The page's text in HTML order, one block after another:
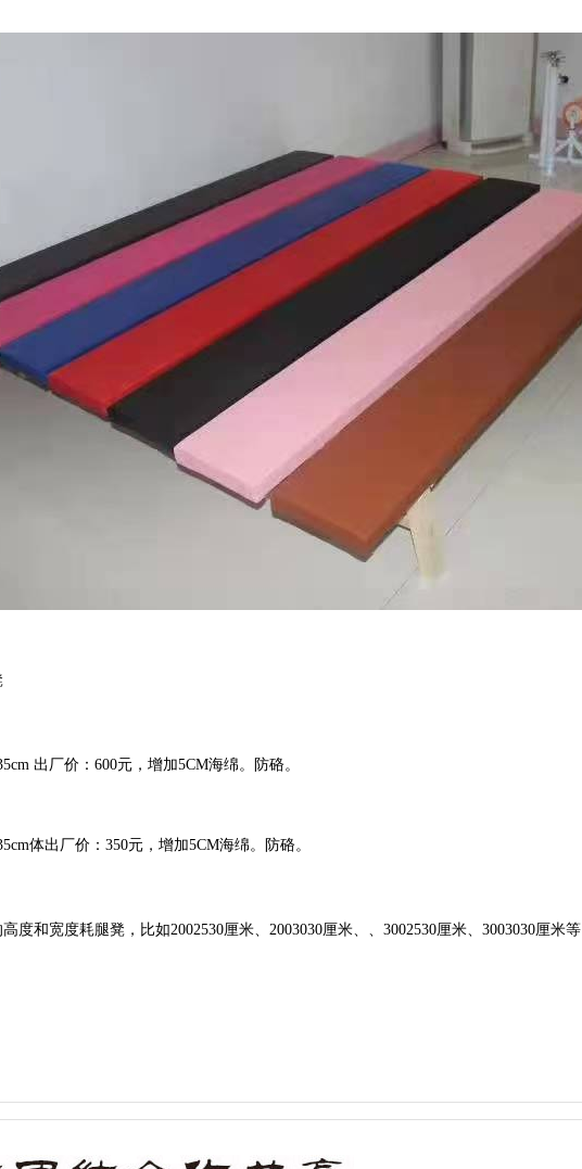
出厂价：600元，增加5CM海绵。防硌。
体出厂价：350元，增加5CM海绵。防硌。
度和宽度耗腿凳，比如2002530厘米、2003030厘米、、3002530厘米、3003030厘米等